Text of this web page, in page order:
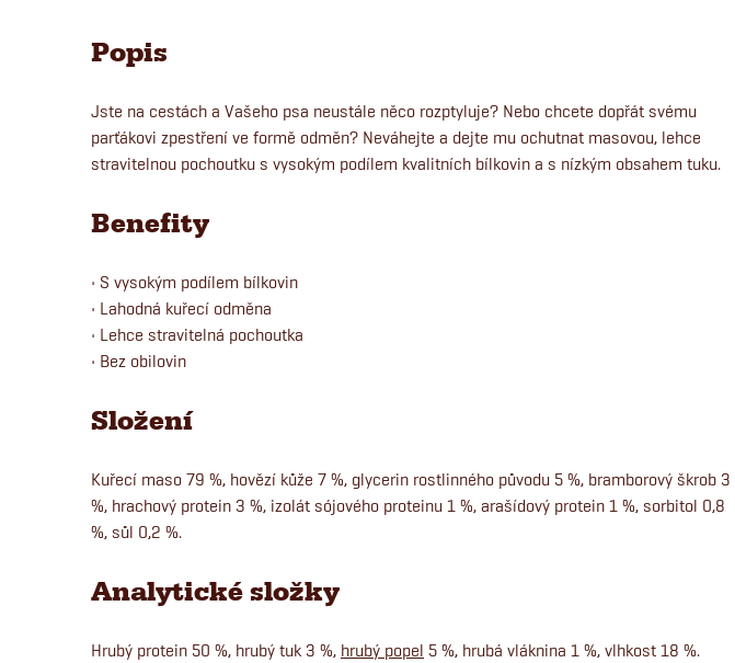
Popis
Jste na cestách a Vašeho psa neustále něco rozptyluje? Nebo chcete dopřát svému
parťákovi zpestření ve formě odměn? Neváhejte a dejte mu ochutnat masovou, lehce
stravitelnou pochoutku s vysokým podílem kvalitních bílkovin a s nízkým obsahem tuku.
Benefity
• S vysokým podílem bílkovin
• Lahodná kuřecí odměna
• Lehce stravitelná pochoutka
• Bez obilovin
Složení
Kuřecí maso 79 %, hovězí kůže 7 %, glycerin rostlinného původu 5 %, bramborový škrob 3
%, hrachový protein 3 %, izolát sójového proteinu 1 %, arašídový protein 1 %, sorbitol 0,8
%, sůl 0,2 %.
Analytické složky
Hrubý protein 50 %, hrubý tuk 3 %, hrubý popel 5 %, hrubá vláknina 1 %, vlhkost 18 %.